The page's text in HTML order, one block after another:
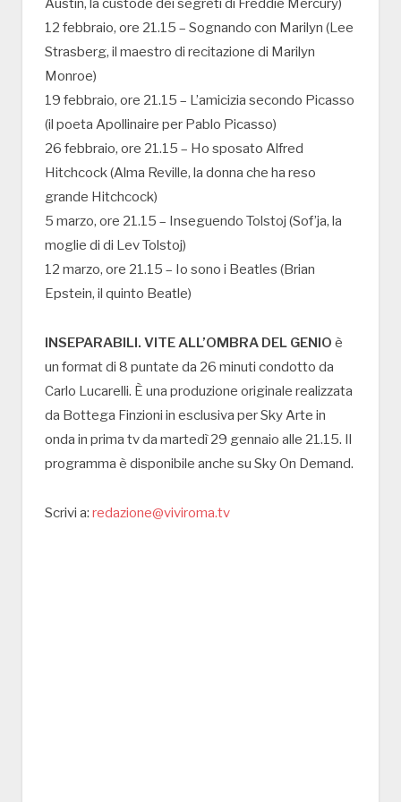
Austin, la custode dei segreti di Freddie Mercury)
12 febbraio, ore 21.15 – Sognando con Marilyn (Lee
Strasberg, il maestro di recitazione di Marilyn
Monroe)
19 febbraio, ore 21.15 – L’amicizia secondo Picasso
(il poeta Apollinaire per Pablo Picasso)
26 febbraio, ore 21.15 – Ho sposato Alfred
Hitchcock (Alma Reville, la donna che ha reso
grande Hitchcock)
5 marzo, ore 21.15 – Inseguendo Tolstoj (Sof’ja, la
moglie di di Lev Tolstoj)
12 marzo, ore 21.15 – Io sono i Beatles (Brian
Epstein, il quinto Beatle)
INSEPARABILI. VITE ALL’OMBRA DEL GENIO è
un format di 8 puntate da 26 minuti condotto da
Carlo Lucarelli. È una produzione originale realizzata
da Bottega Finzioni in esclusiva per Sky Arte in
onda in prima tv da martedì 29 gennaio alle 21.15. Il
programma è disponibile anche su Sky On Demand.
Scrivi a: redazione@viviroma.tv